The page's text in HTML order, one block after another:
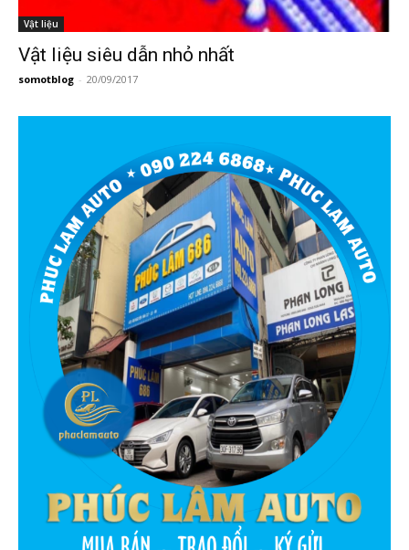
Vật liệu
Vật liệu siêu dẫn nhỏ nhất
somotblog - 20/09/2017